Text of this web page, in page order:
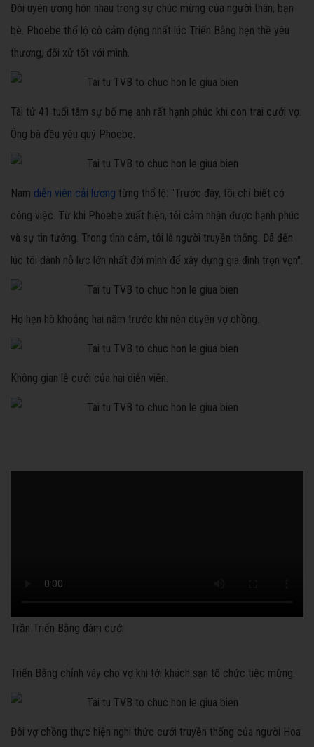
Đôi uyên ương hôn nhau trong sự chúc mừng của người thân, bạn
bè. Phoebe thổ lộ cô cảm động nhất lúc Triển Bằng hẹn thề yêu
thương, đối xử tốt với mình.
Tài tử 41 tuổi tâm sự bố mẹ anh rất hạnh phúc khi con trai cưới vợ.
Ông bà đều yêu quý Phoebe.
Nam diễn viên cải lương từng thổ lộ: "Trước đây, tôi chỉ biết có
công việc. Từ khi Phoebe xuất hiện, tôi cảm nhận được hạnh phúc
và sự tin tưởng. Trong tình cảm, tôi là người truyền thống. Đã đến
lúc tôi dành nỗ lực lớn nhất đời mình để xây dựng gia đình trọn vẹn".
Họ hẹn hò khoảng hai năm trước khi nên duyên vợ chồng.
Không gian lễ cưới của hai diễn viên.
Trần Triển Bằng đám cưới
Triển Bằng chỉnh váy cho vợ khi tới khách sạn tổ chức tiệc mừng.
Đôi vợ chồng thực hiện nghi thức cưới truyền thống của người Hoa